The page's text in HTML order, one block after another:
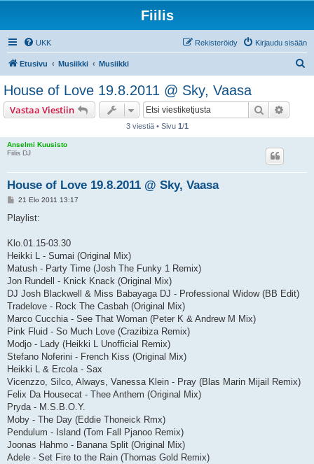
Fiilis
UKK Kirjaudu sisään
Rekisteröidy
Etusivu Musiikki Musiikki
House of Love 19.8.2011 @ Sky, Vaasa
Vastaa Viestiin Etsi
3 viestiä • Sivu 1/1
Anselmi Kuusisto
Fiilis DJ
House of Love 19.8.2011 @ Sky, Vaasa
V
e
i
21 Elo 2011 13:17
Playlist:
Klo.01.15-03.30
Heikki L - Sumai (Original Mix)
Matush - Party Time (Josh The Funky 1 Remix)
Jon Rundell - Knick Knack (Original Mix)
DJ Josh Blackwell & Miss Babayaga DJ - Professional Widow (BB Edit)
Tradelove - Rock The Casbah (Original Mix)
Marco Cucchia - See That Woman (Peter K & Andrew M Mix)
Pink Fluid - So Much Love (Crazibiza Remix)
Modjo - Lady (Heikki L Unofficial Remix)
Stefano Noferini - French Kiss (Original Mix)
Heikki L & Ercola - Sax
Vicenzzo, Silco, Always, Vanessa Klein - Pray (Blas Marin Mijail Remix)
Felix Da Housecat - Thee Anthem (Original Mix)
Pryda - M.S.B.O.Y.
Moby - The Day (Eddie Thoneick Rmx)
Pendulum - Island (Tom Fall Pjanoo Remix)
Joonas Hahmo - Banana Split (Original Mix)
Adele - Set Fire to the Rain (Thomas Gold Remix)